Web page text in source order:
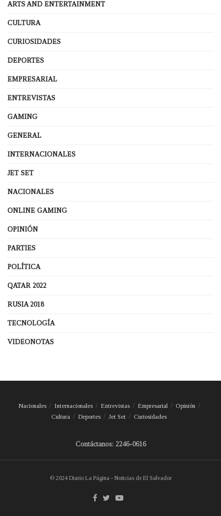
ARTS AND ENTERTAINMENT
CULTURA
CURIOSIDADES
DEPORTES
EMPRESARIAL
ENTREVISTAS
GAMING
GENERAL
INTERNACIONALES
JET SET
NACIONALES
ONLINE GAMING
OPINIÓN
PARTIES
POLÍTICA
QATAR 2022
RUSIA 2018
TECNOLOGÍA
VIDEONOTAS
Nacionales Internacionales Entrevistas Empresarial
Opinión
Cultura
Deportes Jet Set Curiosidades
Contáctanos: 2246-0616
© 2024 Diario La Página - Noticias de El Salvador